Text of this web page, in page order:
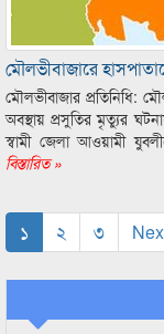
মৌলভীবাজারে
মৌলভীবাজার প্রতিনিধি:
অবস্থায় প্রসুতির মৃত্যুর
স্বামী জেলা আওয়ামী
বিস্তারিত »
১ ২ ৩